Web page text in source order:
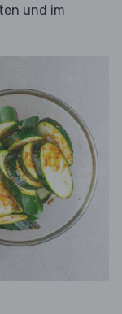
und im